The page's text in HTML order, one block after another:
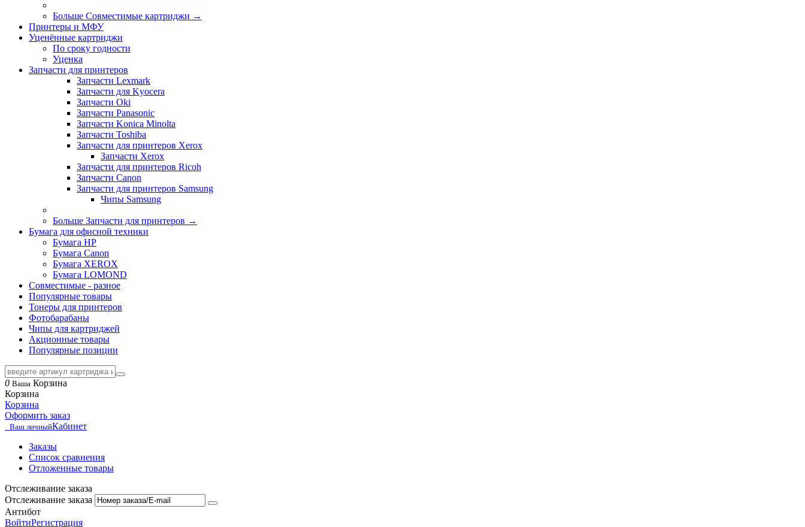
Больше Совместимые картриджи →
Принтеры и МФУ
Уценённые картриджи
По сроку годности
Уценка
Запчасти для принтеров
Запчасти Lexmark
Запчасти для Kyocera
Запчасти Oki
Запчасти Panasonic
Запчасти Koniсa Minolta
Запчасти Toshiba
Запчасти для принтеров Xerox
Запчасти Xerox
Запчасти для принтеров Ricoh
Запчасти Canon
Запчасти для принтеров Samsung
Чипы Samsung
Больше Запчасти для принтеров →
Бумага для офисной техники
Бумага HP
Бумага Canon
Бумага XEROX
Бумага LOMOND
Совместимые - разное
Популярные товары
Тонеры для принтеров
Фотобарабаны
Чипы для картриджей
Акционные товары
Популярные позиции
0 Ваша Корзина
Корзина
Корзина
Оформить заказ
Ваш личныйКабинет
Заказы
Список сравнения
Отложенные товары
Отслеживание заказа
Отслеживание заказа
Антибот
ВойтиРегистрация